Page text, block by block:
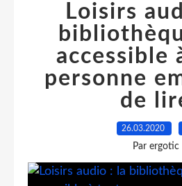
Loisirs
accessible
personne
de
26.03.2020
Par ergotic